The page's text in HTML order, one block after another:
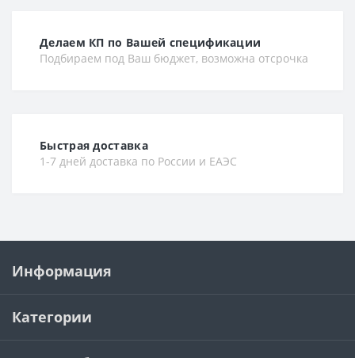
Делаем КП по Вашей спецификации
Подбираем под Ваш бюджет, возможна отсрочка
Быстрая доставка
1-7 дней доставка по России и ЕАЭС
Информация
Категории